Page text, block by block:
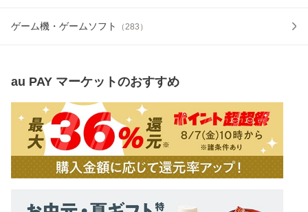
ゲーム機・ゲームソフト （283 ）
au PAY マーケットのおすすめ